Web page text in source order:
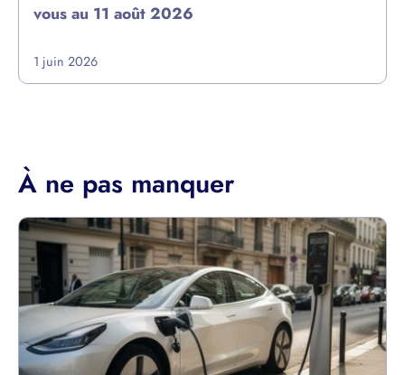
vous au 11 août 2026
1 juin 2026
À ne pas manquer